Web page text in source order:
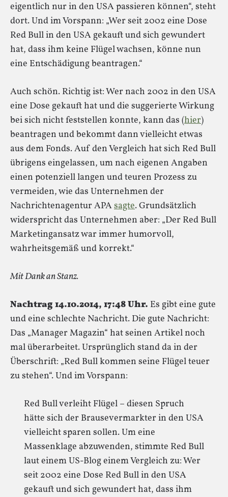
eigentlich nur in den USA passieren können“, steht
dort. Und im Vorspann: „Wer seit 2002 eine Dose
Red Bull in den USA gekauft und sich gewundert
hat, dass ihm keine Flügel wachsen, könne nun
eine Entschädigung beantragen.“
Auch schön. Richtig ist: Wer nach 2002 in den USA
eine Dose gekauft hat und die suggerierte Wirkung
bei sich nicht feststellen konnte, kann das (hier)
beantragen und bekommt dann vielleicht etwas
aus dem Fonds. Auf den Vergleich hat sich Red Bull
übrigens eingelassen, um nach eigenen Angaben
einen potenziell langen und teuren Prozess zu
vermeiden, wie das Unternehmen der
Nachrichtenagentur APAsagte. Grundsätzlich
widerspricht das Unternehmen aber: „Der Red Bull
Marketingansatz war immer humorvoll,
wahrheitsgemäß und korrekt.“
Mit Dank an Stanz.
Nachtrag 14.10.2014, 17:48 Uhr. Es gibt eine gute
und eine schlechte Nachricht. Die gute Nachricht:
Das „Manager Magazin“ hat seinen Artikel noch
mal überarbeitet. Ursprünglich stand da in der
Überschrift: „Red Bull kommen seine Flügel teuer
zu stehen“. Und im Vorspann:
Red Bull verleiht Flügel – diesen Spruch
hätte sich der Brausevermarkter in den USA
vielleicht sparen sollen. Um eine
Massenklage abzuwenden, stimmte Red Bull
laut einem US-Blog einem Vergleich zu: Wer
seit 2002 eine Dose Red Bull in den USA
gekauft und sich gewundert hat, dass ihm